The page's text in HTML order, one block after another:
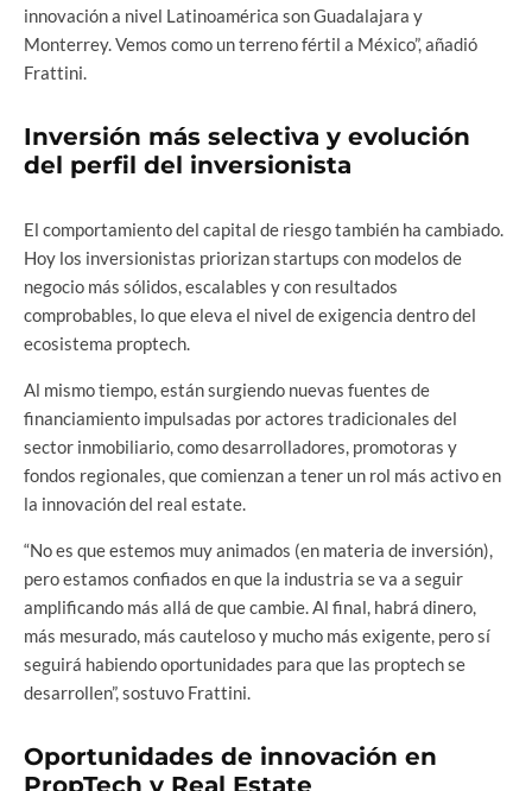
innovación a nivel Latinoamérica son Guadalajara y
Monterrey. Vemos como un terreno fértil a México”, añadió
Frattini.
Inversión más selectiva y evolución
del perfil del inversionista
El comportamiento del capital de riesgo también ha cambiado.
Hoy los inversionistas priorizan startups con modelos de
negocio más sólidos, escalables y con resultados
comprobables, lo que eleva el nivel de exigencia dentro del
ecosistema proptech.
Al mismo tiempo, están surgiendo nuevas fuentes de
financiamiento impulsadas por actores tradicionales del
sector inmobiliario, como desarrolladores, promotoras y
fondos regionales, que comienzan a tener un rol más activo en
la innovación del real estate.
“No es que estemos muy animados (en materia de inversión),
pero estamos confiados en que la industria se va a seguir
amplificando más allá de que cambie. Al final, habrá dinero,
más mesurado, más cauteloso y mucho más exigente, pero sí
seguirá habiendo oportunidades para que las proptech se
desarrollen”, sostuvo Frattini.
Oportunidades de innovación en